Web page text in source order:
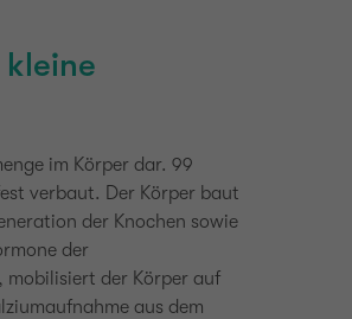
kleine
im Körper dar. 99
verbaut. Der Körper baut
der Knochen sowie
der
mobilisiert der Körper auf
aus dem